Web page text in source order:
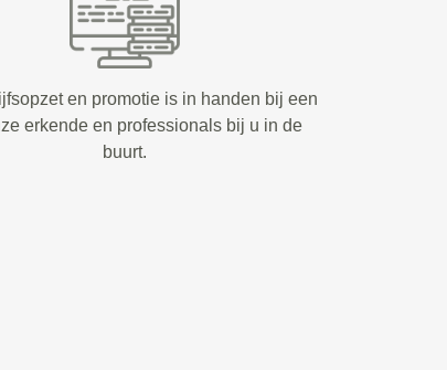
en promotie is in handen bij een
erkende en professionals bij u in de
buurt.